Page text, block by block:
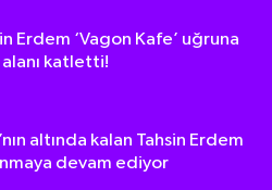
Erdem ‘Vagon Kafe’ uğruna
katletti!
altında kalan Tahsin Erdem
devam ediyor